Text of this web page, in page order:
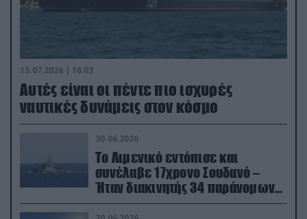
15.07.2026 | 16:03
Aυτές είναι οι πέντε πιο ισχυρές
ναυτικές δυνάμεις στον κόσμο
30.06.2026
Το Λιμενικό εντόπισε και
συνέλαβε 17χρονο Σουδανό –
Ήταν διακινητής 34 παράνομων
μεταναστών